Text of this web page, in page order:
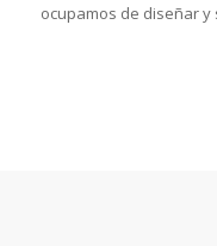
ocupamos de diseñar